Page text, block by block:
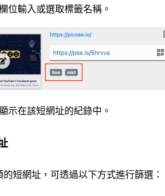
位輸入或選取標籤名稱。
示在該短網址的紀錄中。
短網址，可透過以下方式進行篩選：